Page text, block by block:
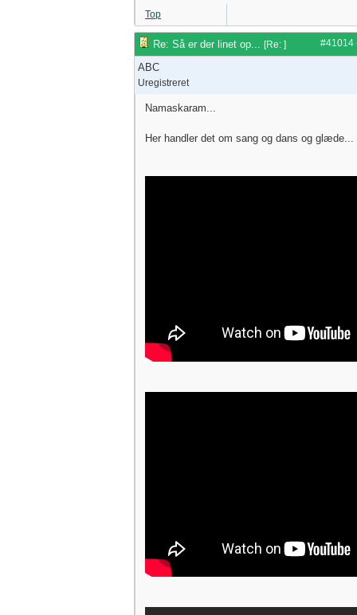
Top
#41014
Re: Så er der linet op... [Re: ]
ABC
Uregistreret
Namaskaram...
Her handler det om sang og dans og glæde...